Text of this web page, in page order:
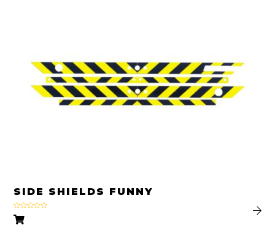
SIDE SHIELDS FUNNY
Note
sur 5